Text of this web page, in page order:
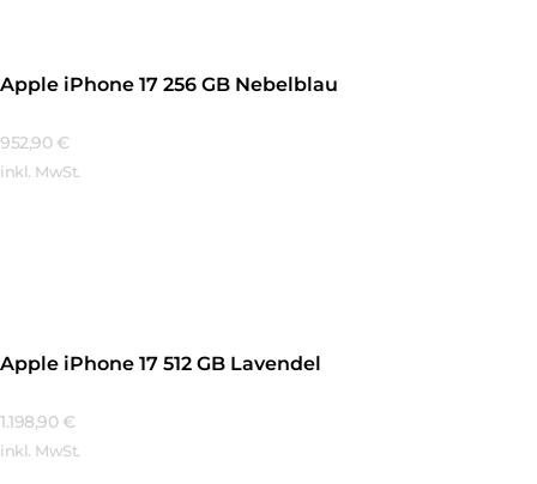
Apple iPhone 17 256 GB Nebelblau
952,90 €
inkl. MwSt.
Apple iPhone 17 512 GB Lavendel
1.198,90 €
inkl. MwSt.